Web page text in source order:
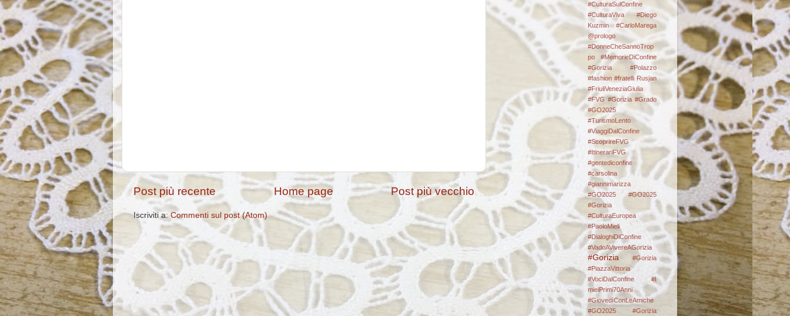
Post più recente Post più vecchio
Home page
Iscriviti a:Commenti sul post (Atom)
#CulturaSulConfine
#CulturaViva
#Diego
Kuzmin #CarloMarega
@prologo
#DonneCheSannoTrop
po #MemorieDiConfine
#Gorizia #Polazzo
#fashion #fratelli Rusjan
#FriuliVeneziaGiulia
#FVG #Gorizia #Grado
#GO2025
#TurismoLento
#ViaggiDalConfine
#ScoprireFVG
#ItinerariFVG
#gentediconfine
#carsolina
#giannimarizza
#GO2025
#GO2025
#Gorizia
#CulturaEuropea
#PaoloMieli
#DialoghiDiConfine
#VadoAVivereAGorizia
#Gorizia
#Gorizia
#PiazzaVittoria
#VociDalConfine #I
mieiPrimi70Anni
#GiovedìConLeAmiche
#GO2025
#Gorizia